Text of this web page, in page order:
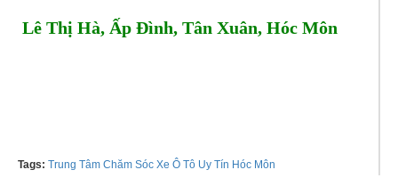
Lê Thị Hà, Ấp Đình, Tân Xuân, Hóc Môn
Tags: Trung Tâm Chăm Sóc Xe Ô Tô Uy Tín Hóc Môn